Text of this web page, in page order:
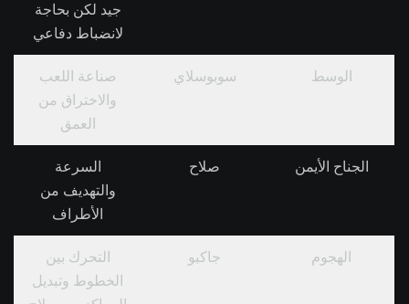
جيد لكن بحاجة
لانضباط دفاعي
الوسط سوبوسلاي
صناعة اللعب
والاختراق من
العمق
الجناح الأيمن صلاح
السرعة
والتهديف من
الأطراف
الهجوم جاكبو
التحرك بين
الخطوط وتبديل